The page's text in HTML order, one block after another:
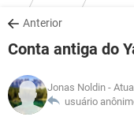
OUTLOOK
INSTAGRAM
GUIA DE COMPRAS
JOGOS
INSTAGRAM
GUIA DE COMPRAS
DOWNLOADS
JOGOS
CELULAR
OUTLOOK
JOGOS
CELULAR
GLOSSÁRIO
Anterior
Conta antiga do
Jonas Noldin -
usuário